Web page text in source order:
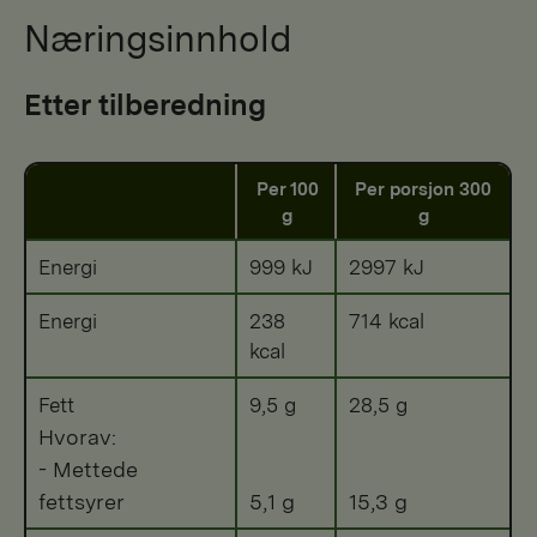
Næringsinnhold
Etter tilberedning
Per 100
g
Per porsjon 300
g
Energi 999 kJ 2997 kJ
Energi
238
kcal
714 kcal
Fett
Hvorav:
- Mettede
fettsyrer
9,5 g
5,1 g
28,5 g
15,3 g